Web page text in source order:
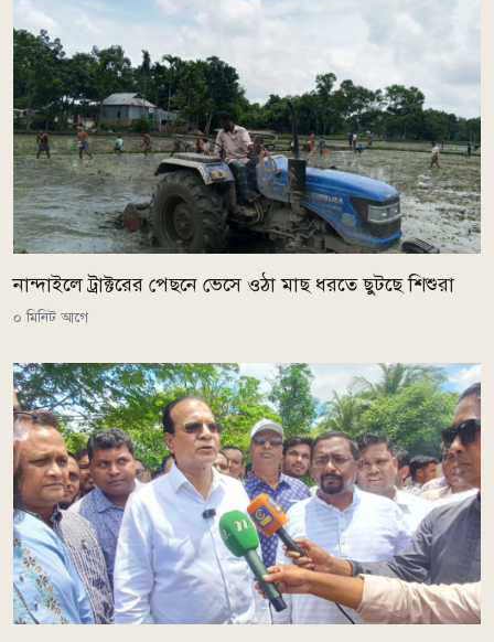
নান্দাইলে ট্রাক্টরের পেছনে ভেসে ওঠা মাছ ধরতে ছুটছে শিশুরা
০ মিনিট আগে